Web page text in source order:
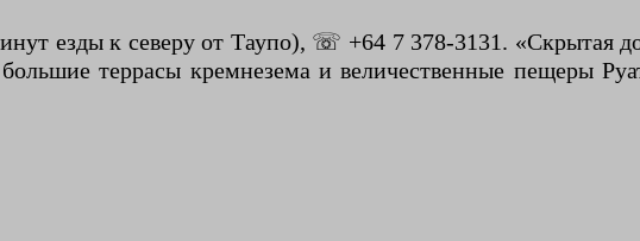
езды к северу от Таупо), ☏ +64 7 378-3131. «Скрытая
террасы кремнезема и величественные пещеры